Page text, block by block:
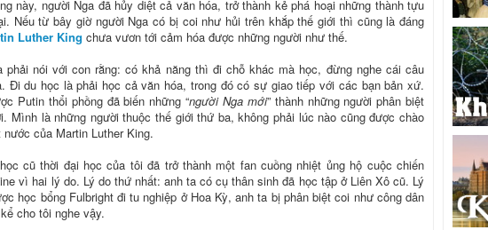
này, người Nga đã hủy diệt cả văn hóa, trở thành kẻ phá hoại những thành tựu
Nếu từ bây giờ người Nga có bị coi như hủi trên khắp thế giới thì cũng là đáng
Luther King chưa vươn tới cảm hóa được những người như thế.
phải nói với con rằng: có khả năng thì đi chỗ khác mà học, đừng nghe cái câu
Đi du học là phải học cả văn hóa, trong đó có sự giao tiếp với các bạn bản xứ.
Putin thổi phồng đã biến những “người Nga mới” thành những người phân biệt
Mình là những người thuộc thế giới thứ ba, không phải lúc nào cũng được chào
của Martin Luther King.
cũ thời đại học của tôi đã trở thành một fan cuồng nhiệt ủng hộ cuộc chiến
vì hai lý do. Lý do thứ nhất: anh ta có cụ thân sinh đã học tập ở Liên Xô cũ. Lý
học bổng Fulbright đi tu nghiệp ở Hoa Kỳ, anh ta bị phân biệt coi như công dân
cho tôi nghe vậy.